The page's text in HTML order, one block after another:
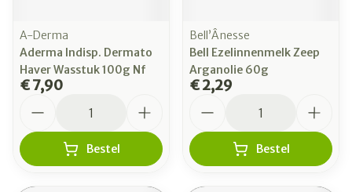
A-Derma
Aderma Indisp. Dermato
Haver Wasstuk 100g Nf
€ 7,90
Bestel
Bell’Ânesse
Bell Ezelinnenmelk Zeep
Arganolie 60g
€ 2,29
Bestel